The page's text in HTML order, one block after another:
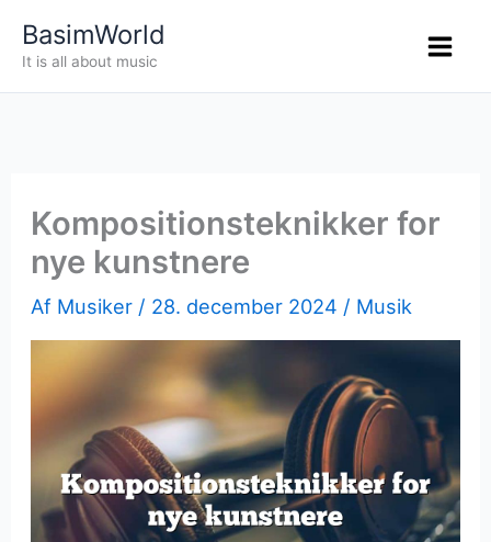
BasimWorld
It is all about music
Kompositionsteknikker for
nye kunstnere
Af Musiker / 28. december 2024 / Musik